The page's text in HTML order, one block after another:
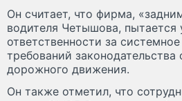
Он считает, что фирма,
водителя Четышова, пытается
ответственности за
требований законодательства
дорожного движения.
Он также отметил, что